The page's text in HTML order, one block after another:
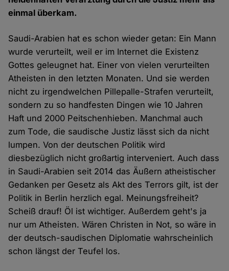
einmal überkam.
Saudi-Arabien hat es schon wieder getan: Ein Mann
wurde verurteilt, weil er im Internet die Existenz
Gottes geleugnet hat. Einer von vielen verurteilten
Atheisten in den letzten Monaten. Und sie werden
nicht zu irgendwelchen Pillepalle-Strafen verurteilt,
sondern zu so handfesten Dingen wie 10 Jahren
Haft und 2000 Peitschenhieben. Manchmal auch
zum Tode, die saudische Justiz lässt sich da nicht
lumpen. Von der deutschen Politik wird
diesbezüglich nicht großartig interveniert. Auch dass
in Saudi-Arabien seit 2014 das Äußern atheistischer
Gedanken per Gesetz als Akt des Terrors gilt, ist der
Politik in Berlin herzlich egal. Meinungsfreiheit?
Scheiß drauf! Öl ist wichtiger. Außerdem geht's ja
nur um Atheisten. Wären Christen in Not, so wäre in
der deutsch-saudischen Diplomatie wahrscheinlich
schon längst der Teufel los.